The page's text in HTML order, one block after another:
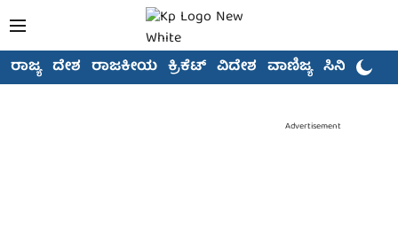
ರಾಜ್ಯ ದೇಶ ರಾಜಕೀಯ ಕ್ರಿಕೆಟ್ ವಿದೇಶ ವಾಣಿಜ್ಯ ಸಿನಿಮಾ
Advertisement